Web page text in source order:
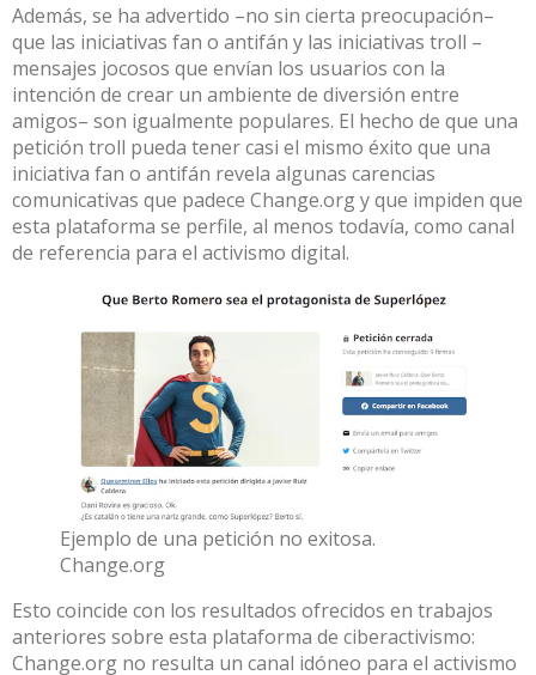
Además, se ha advertido –no sin cierta preocupación–
que las iniciativas fan o antifán y las iniciativas troll –
mensajes jocosos que envían los usuarios con la
intención de crear un ambiente de diversión entre
amigos– son igualmente populares. El hecho de que una
petición troll pueda tener casi el mismo éxito que una
iniciativa fan o antifán revela algunas carencias
comunicativas que padece Change.org y que impiden que
esta plataforma se perfile, al menos todavía, como canal
de referencia para el activismo digital.
Ejemplo de una petición no exitosa.
Change.org
Esto coincide con los resultados ofrecidos en trabajos
anteriores sobre esta plataforma de ciberactivismo:
Change.org no resulta un canal idóneo para el activismo